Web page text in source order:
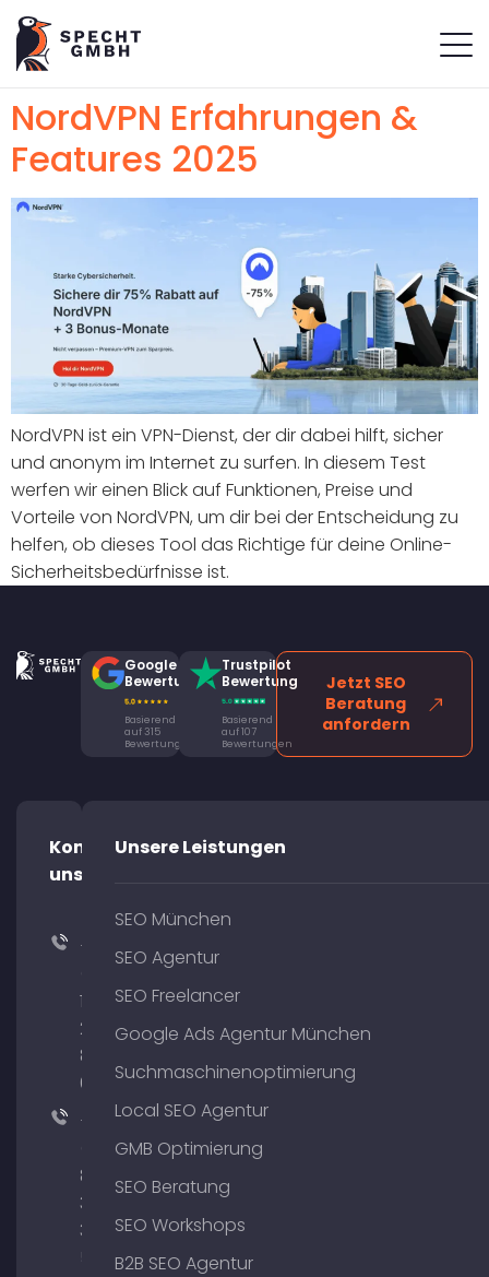
NordVPN Erfahrungen &
Features 2025
NordVPN ist ein VPN-Dienst, der dir dabei hilft, sicher
und anonym im Internet zu surfen. In diesem Test
werfen wir einen Blick auf Funktionen, Preise und
Vorteile von NordVPN, um dir bei der Entscheidung zu
helfen, ob dieses Tool das Richtige für deine Online-
Sicherheitsbedürfnisse ist.
Google
Bewertung
Basierend
auf 315
Bewertungen
Trustpilot
Bewertung
Basierend
auf 107
Bewertungen
Jetzt SEO
Beratung
anfordern
Kontaktiere
uns!
+49
176
204
801
64
+49
89
380
375
Unsere Leistungen
SEO München
SEO Agentur
SEO Freelancer
Google Ads Agentur München
Suchmaschinenoptimierung
Local SEO Agentur
GMB Optimierung
SEO Beratung
SEO Workshops
B2B SEO Agentur